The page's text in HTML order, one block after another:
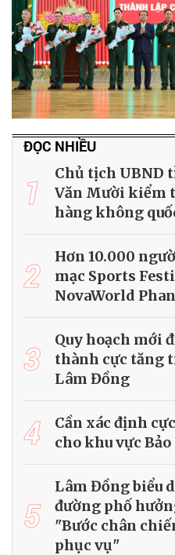
ĐỌC NHIỀU
1
Chủ tịch UBND
Văn Mười kiểm
hàng không
2
Hơn 10.000
mạc Sports
NovaWorld
3
Quy hoạch mới
thành cực tăng
Lâm Đồng
4
Cần xác định
cho khu vực Bảo
5
Lâm Đồng biểu
đường phố
"Bước chân
phục vụ"